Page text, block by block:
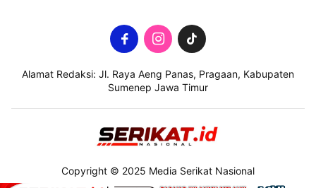
Alamat Redaksi: Jl. Raya Aeng Panas, Pragaan, Kabupaten
Sumenep Jawa Timur
Copyright © 2025 Media Serikat Nasional